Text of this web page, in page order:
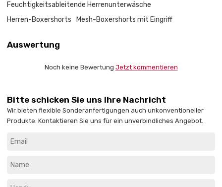
Feuchtigkeitsableitende Herrenunterwäsche
Herren-Boxershorts
Mesh-Boxershorts mit Eingriff
Auswertung
Noch keine Bewertung Jetzt kommentieren
Bitte schicken Sie uns Ihre Nachricht
Wir bieten flexible Sonderanfertigungen auch unkonventioneller
Produkte. Kontaktieren Sie uns für ein unverbindliches Angebot.